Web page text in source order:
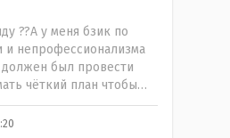
??А у меня бзик по
и непрофессионализма
был провести
чёткий план чтобы
тут явно спешили, а в
кто то из